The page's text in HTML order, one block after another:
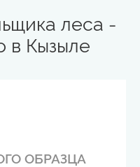
леса -
в Кызыле
ОБРАЗЦА